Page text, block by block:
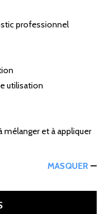
professionnel
utilisation
mélanger et à appliquer
MASQUER